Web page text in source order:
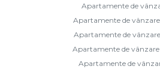
Apartamente de
Apartamente de
Apartamente de
Apartamente de vânzare
Apartamente de